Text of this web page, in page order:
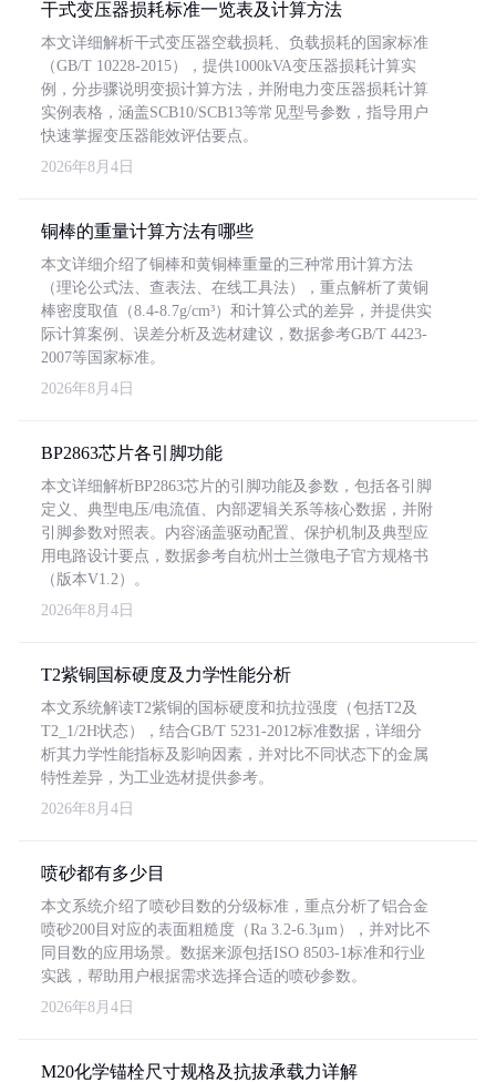
干式变压器损耗标准一览表及计算方法
本文详细解析干式变压器空载损耗、负载损耗的国家标准
（GB/T 10228-2015），提供1000kVA变压器损耗计算实
例，分步骤说明变损计算方法，并附电力变压器损耗计算
实例表格，涵盖SCB10/SCB13等常见型号参数，指导用户
快速掌握变压器能效评估要点。
2026年8月4日
铜棒的重量计算方法有哪些
本文详细介绍了铜棒和黄铜棒重量的三种常用计算方法
（理论公式法、查表法、在线工具法），重点解析了黄铜
棒密度取值（8.4-8.7g/cm³）和计算公式的差异，并提供实
际计算案例、误差分析及选材建议，数据参考GB/T 4423-
2007等国家标准。
2026年8月4日
BP2863芯片各引脚功能
本文详细解析BP2863芯片的引脚功能及参数，包括各引脚
定义、典型电压/电流值、内部逻辑关系等核心数据，并附
引脚参数对照表。内容涵盖驱动配置、保护机制及典型应
用电路设计要点，数据参考自杭州士兰微电子官方规格书
（版本V1.2）。
2026年8月4日
T2紫铜国标硬度及力学性能分析
本文系统解读T2紫铜的国标硬度和抗拉强度（包括T2及
T2_1/2H状态），结合GB/T 5231-2012标准数据，详细分
析其力学性能指标及影响因素，并对比不同状态下的金属
特性差异，为工业选材提供参考。
2026年8月4日
喷砂都有多少目
本文系统介绍了喷砂目数的分级标准，重点分析了铝合金
喷砂200目对应的表面粗糙度（Ra 3.2-6.3μm），并对比不
同目数的应用场景。数据来源包括ISO 8503-1标准和行业
实践，帮助用户根据需求选择合适的喷砂参数。
2026年8月4日
M20化学锚栓尺寸规格及抗拔承载力详解